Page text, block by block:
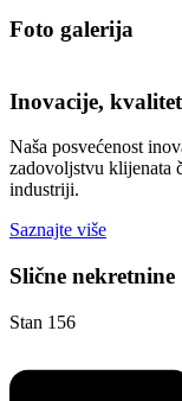
Foto galerija
Inovacije,
Naša posvećenost
zadovoljstvu klijenata
industriji.
Saznajte više
Slične nekretnine
Stan 156